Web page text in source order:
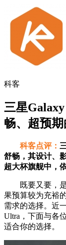
科客
三星
畅、超预
科客点评：
舒畅，其设计、
超大杯旗舰中，
既要又要，是
果预算较为充裕
需求的选择。近
Ultra，下面与各
适合你的选择。